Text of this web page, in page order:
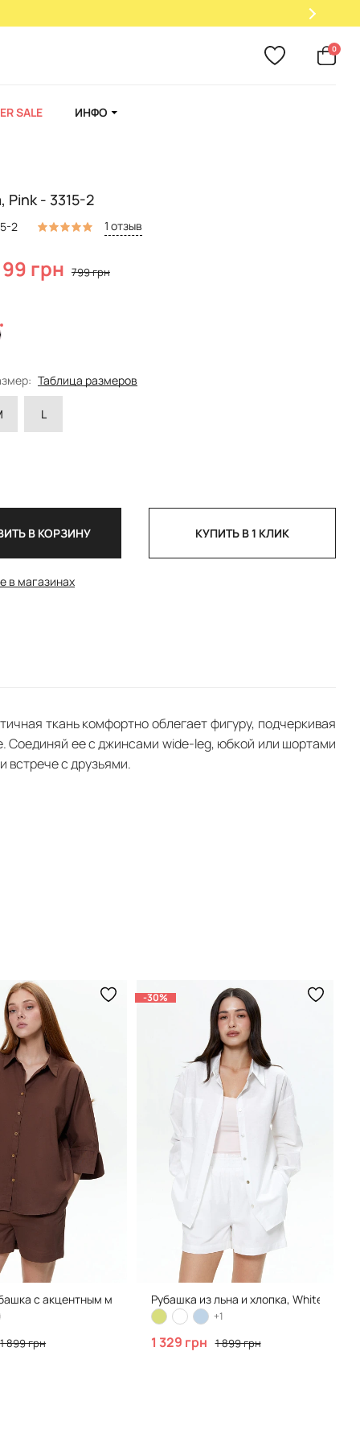
0
SALE ИНФО
Pink - 3315-2
2 1 отзыв
грн 799 грн
Таблица размеров
L
В КОРЗИНУ КУПИТЬ В 1 КЛИК
в магазинах
ткань комфортно облегает фигуру, подчеркивая
Соединяй ее с джинсами wide-leg, юбкой или шортами
встрече с друзьями.
кокеткой
с акцентным манжетом, Brown
1 899 грн
-30%
Рубашка из льна и хлопка, White
+1
1 329 грн 1 899 грн